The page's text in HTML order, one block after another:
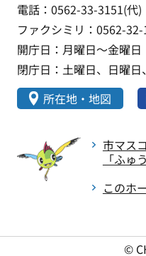
電話：0562-33-3151(代)
ファクシミリ：0562-
開庁日：月曜日～金曜
閉庁日：土曜日、日曜
所在地・地図
市マス
「ふゅ
このホ
©